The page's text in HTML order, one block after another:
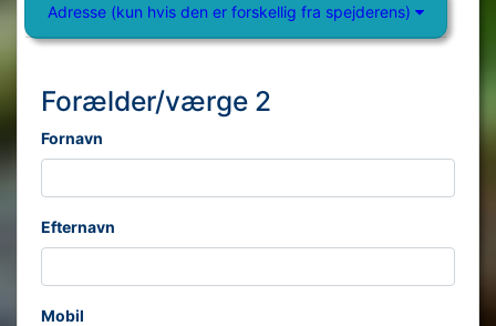
Adresse (kun hvis den er forskellig fra spejderens)
Forælder/værge 2
Fornavn
Efternavn
Mobil